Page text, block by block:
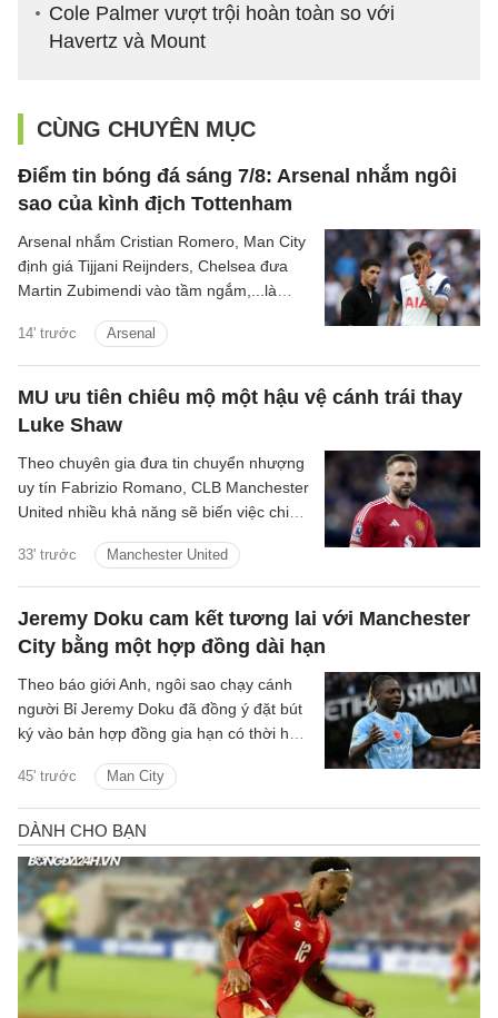
Cole Palmer vượt trội hoàn toàn so với
Havertz và Mount
CÙNG CHUYÊN MỤC
Điểm tin bóng đá sáng 7/8: Arsenal nhắm ngôi
sao của kình địch Tottenham
14' trước Arsenal
Arsenal nhắm Cristian Romero, Man City
định giá Tijjani Reijnders, Chelsea đưa
Martin Zubimendi vào tầm ngắm,...là
tin bóng đá sáng 31/7.
MU ưu tiên chiêu mộ một hậu vệ cánh trái thay
Luke Shaw
33' trước Manchester United
Theo chuyên gia đưa tin chuyển nhượng
uy tín Fabrizio Romano, CLB Manchester
United nhiều khả năng sẽ biến việc chiêu
trọng tâm tiếp theo trên thị trường
chuyển nhượng hè năm nay.
Jeremy Doku cam kết tương lai với Manchester
City bằng một hợp đồng dài hạn
45' trước Man City
Theo báo giới Anh, ngôi sao chạy cánh
người Bỉ Jeremy Doku đã đồng ý đặt bút
ký vào bản hợp đồng gia hạn có thời hạn